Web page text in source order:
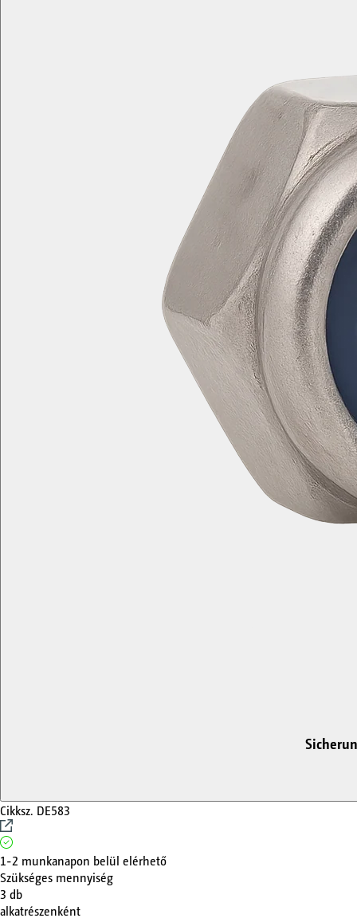
Cikksz. DE583
1-2 munkanapon belül elérhető
Szükséges mennyiség
3 db
alkatrészenként